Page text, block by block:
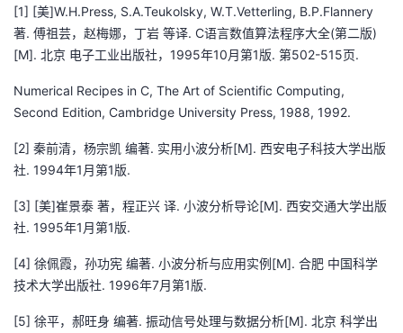
[1] [美]W.H.Press, S.A.Teukolsky, W.T.Vetterling, B.P.Flannery
著. 傅祖芸，赵梅娜，丁岩 等译. C语言数值算法程序大全(第二版)
[M]. 北京 电子工业出版社，1995年10月第1版. 第502-515页.
Numerical Recipes in C, The Art of Scientific Computing,
Second Edition, Cambridge University Press, 1988, 1992.
[2] 秦前清，杨宗凯 编著. 实用小波分析[M]. 西安电子科技大学出版
社. 1994年1月第1版.
[3] [美]崔景泰 著，程正兴 译. 小波分析导论[M]. 西安交通大学出版
社. 1995年1月第1版.
[4] 徐佩霞，孙功宪 编著. 小波分析与应用实例[M]. 合肥 中国科学
技术大学出版社. 1996年7月第1版.
[5] 徐平，郝旺身 编著. 振动信号处理与数据分析[M]. 北京 科学出